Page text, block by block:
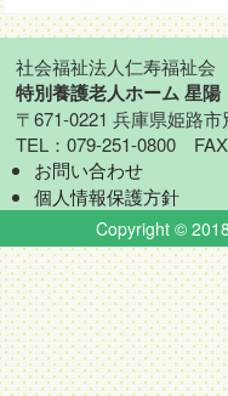
社会福祉法人仁寿福祉会
特別養護老人ホーム 星陽
〒671-0221 兵庫県姫路
TEL：079-251-0800
お問い合わせ
個人情報保護方針
Copyright ©